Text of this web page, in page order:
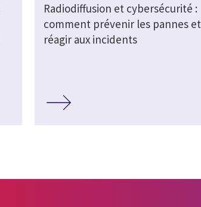
Radiodiffusion et cybersécurité :
comment prévenir les pannes et
réagir aux incidents